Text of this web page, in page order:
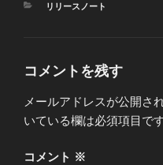
カ
リリースノート
コメントを残す
メールアドレスが公開さ
いている欄は必須項目で
コメント ※